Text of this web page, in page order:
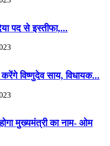
पद से इस्तीफा,...
विष्णुदेव साय, विधायक...
मुख्यमंत्री का नाम- ओम